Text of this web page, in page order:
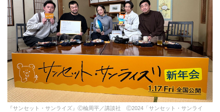
『サンセット・サンライズ』Ⓒ楡周平／講談社 Ⓒ2024「サンセット・サンライ